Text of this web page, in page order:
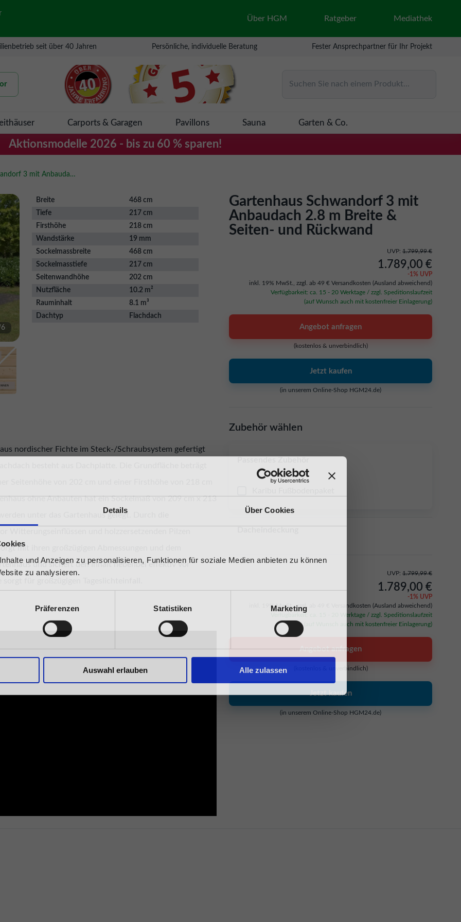
Details Über Cookies
und Anzeigen zu personalisieren, Funktionen für soziale Medien anbieten zu können
zu analysieren.
Präferenzen Statistiken Marketing
Auswahl erlauben Alle zulassen
Über HGM Ratgeber Mediathek
seit über 40 Jahren Persönliche, individuelle Beratung Fester Ansprechpartner für Ihr Projekt
Suchen Sie nach einem Produkt...
Carports & Garagen Pavillons Sauna Garten & Co.
Aktionsmodelle 2026 - bis zu 60 % sparen!
Gartenhaus Schwandorf 3 mit Anbaudach 2.8 m Breite & Seiten- und Rückwand
6
Breite
468 cm
Tiefe
217 cm
Firsthöhe
218 cm
Wandstärke
19 mm
Sockelmassbreite
468 cm
Sockelmasstiefe
217 cm
Seitenwandhöhe
202 cm
Nutzfläche
10.2 m²
Rauminhalt
8.1 m³
Dachtyp
Flachdach
nordischer Fichte im Steck-/Schraubsystem gefertigt
besteht aus Dachplatte. Die Grundfläche beträgt
Seitenhöhe von 202 cm und einer Firsthöhe von 218 cm
ohne Anbauten hat ein Sockelmaß von 209 cm x 213
unter das Gartenhaus gelegt. Durch die
Witterungseinflüssen und holzzersetzenden Pilzen
mit ihren großzügigen Abmessungen und dem
und sichert den Inhalt nebenbei effektiv vor
für großzügigen Tageslichteinfall.
Gartenhaus Schwandorf 3 mit
Anbaudach 2.8 m Breite &
Seiten- und Rückwand
UVP: 1.799,99 €
1.789,00 €
-1 % UVP
inkl. 19% MwSt., zzgl. ab 49 € Versandkosten (Ausland abweichend)
Verfügbarkeit: ca. 15 - 20 Werktage / zzgl. Speditionslaufzeit
(auf Wunsch auch mit kostenfreier Einlagerung)
Angebot anfragen
(kostenlos & unverbindlich)
Jetzt kaufen
(in unserem Online-Shop HGM24.de)
Zubehör wählen
UVP: 1.799,99 €
1.789,00 €
-1 % UVP
inkl. 19% MwSt.,zzgl. ab 49 € Versandkosten (Ausland abweichend)
Verfügbarkeit: ca. 15 - 20 Werktage / zzgl. Speditionslaufzeit
(auf Wunsch auch mit kostenfreier Einlagerung)
Angebot anfragen
(kostenlos & unverbindlich)
Jetzt kaufen
(in unserem Online-Shop HGM24.de)